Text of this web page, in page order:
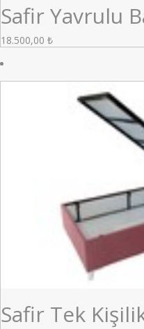
Safir Yavrulu
18.500,00 ₺
Safir Tek